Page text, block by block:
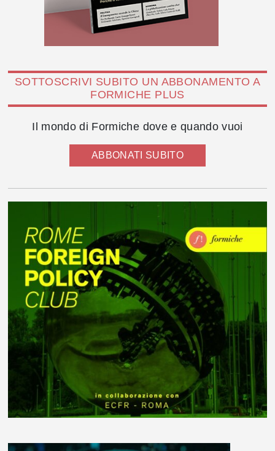
SOTTOSCRIVI SUBITO UN ABBONAMENTO A
FORMICHE PLUS
Il mondo di Formiche dove e quando vuoi
ABBONATI SUBITO